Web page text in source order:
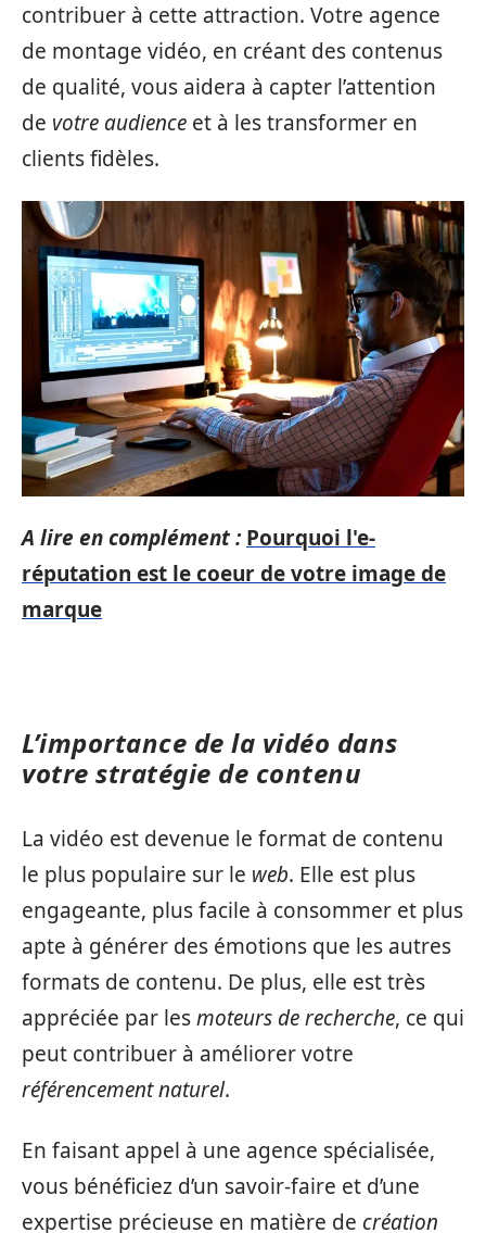
contribuer à cette attraction. Votre agence
de montage vidéo, en créant des contenus
de qualité, vous aidera à capter l’attention
de votre audience et à les transformer en
clients fidèles.
A lire en complément : Pourquoi l'e-
réputation est le coeur de votre image de
marque
L’importance de la vidéo dans
votre stratégie de contenu
La vidéo est devenue le format de contenu
le plus populaire sur le web. Elle est plus
engageante, plus facile à consommer et plus
apte à générer des émotions que les autres
formats de contenu. De plus, elle est très
appréciée par lesmoteurs de recherche, ce qui
peut contribuer à améliorer votre
référencement naturel.
En faisant appel à une agence spécialisée,
vous bénéficiez d’un savoir-faire et d’une
expertise précieuse en matière de création